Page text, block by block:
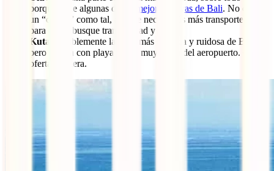
porque tiene algunas de las
mejores playas de Bali. No existe
un “centro” como tal, así que necesitarás más transporte. Es
para quien busque tranquilidad y surf.
Kuta:
posiblemente la zona más turística y ruidosa de Bali,
pero cuenta con playa y está muy cerca del aeropuerto. Gran
oferta hotelera.